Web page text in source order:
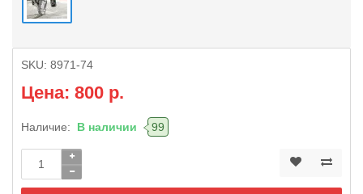
SKU: 8971-74
Цена: 800 р.
Наличие: В наличии 99